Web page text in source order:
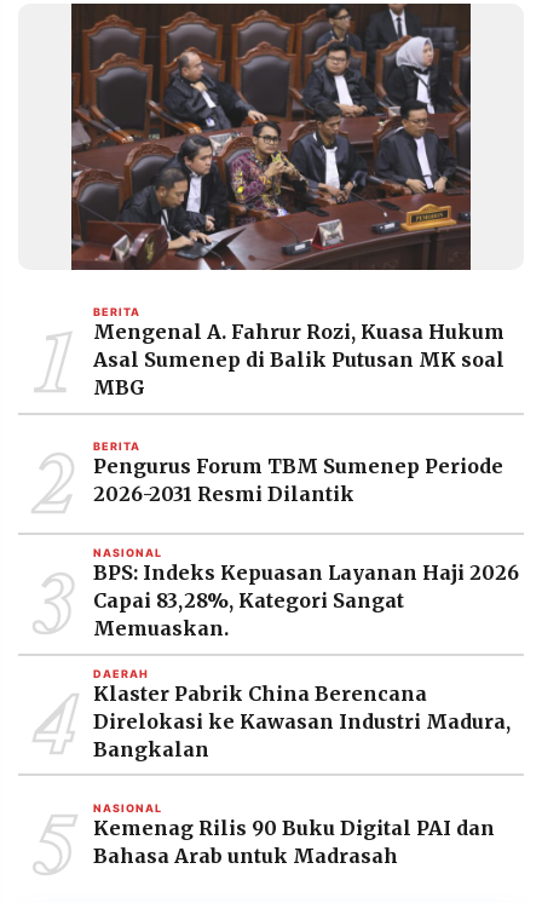
1 BERITA
Mengenal A. Fahrur Rozi, Kuasa Hukum
Asal Sumenep di Balik Putusan MK soal
MBG
2 BERITA
Pengurus Forum TBM Sumenep Periode
2026-2031 Resmi Dilantik
3 NASIONAL
BPS: Indeks Kepuasan Layanan Haji 2026
Capai 83,28%, Kategori Sangat
Memuaskan.
4 DAERAH
Klaster Pabrik China Berencana
Direlokasi ke Kawasan Industri Madura,
Bangkalan
5 NASIONAL
Kemenag Rilis 90 Buku Digital PAI dan
Bahasa Arab untuk Madrasah